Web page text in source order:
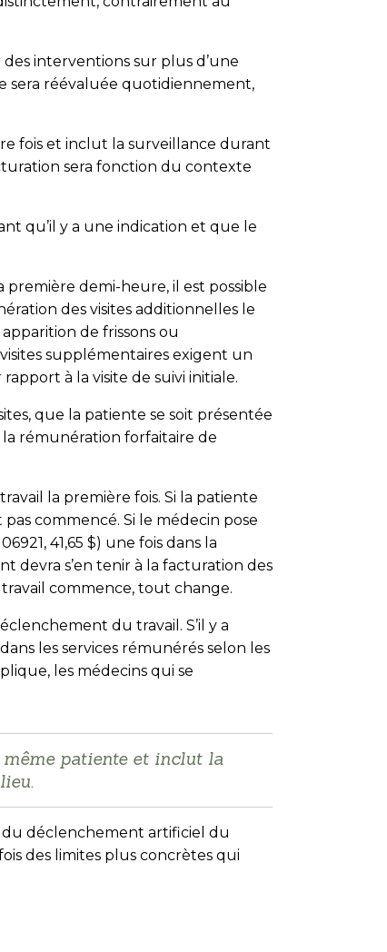
interventions sur plus d’une
sera réévaluée quotidiennement,
fois et inclut la surveillance durant
sera fonction du contexte
qu’il y a une indication et que le
première demi-heure, il est possible
des visites additionnelles le
de frissons ou
supplémentaires exigent un
à la visite de suivi initiale.
que la patiente se soit présentée
rémunération forfaitaire de
la première fois. Si la patiente
commencé. Si le médecin pose
41,65 $) une fois dans la
devra s’en tenir à la facturation des
commence, tout change.
du travail. S’il y a
les services rémunérés selon les
les médecins qui se
patiente et inclut la
du déclenchement artificiel du
des limites plus concrètes qui